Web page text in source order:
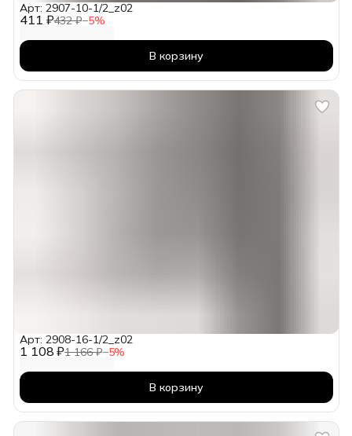
411 ₽432 ₽−5%
Арт: 2907-10-1/2_z02
В корзину
1 108 ₽1 166 ₽−5%
Арт: 2908-16-1/2_z02
В корзину